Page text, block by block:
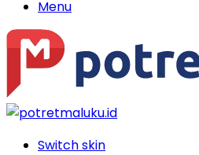
Menu
Switch skin